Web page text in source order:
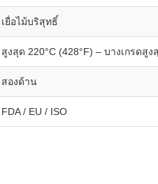
เยื่อไม้บริสุทธิ์
สูงสุด 220°C (428°F) – บางเกรดสู
สองด้าน
FDA / EU / ISO